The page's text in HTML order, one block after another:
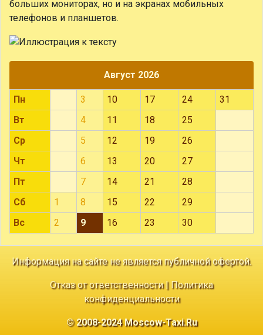
больших мониторах, но и на экранах мобильных
телефонов и планшетов.
Август 2026
Пн 3 10 17 24
31
Вт
4 11 18
25
Ср
5 12 19
26
Чт
6 13 20
27
Пт
7 14 21
28
Сб
1 8 15 22
29
Вс
2 9 16 23 30
Информация на сайте не является публичной офертой.
Отказ от ответственности| Политика
конфиденциальности
© 2008-2024 Moscow-Taxi.Ru